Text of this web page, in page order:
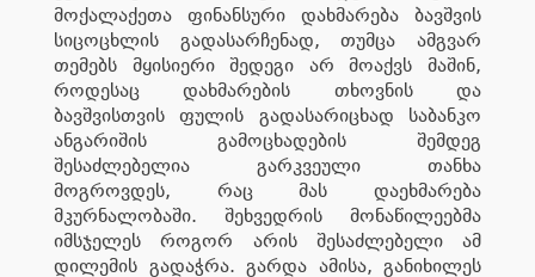
მოქალაქეთა ფინანსური დახმარება ბავშვის
სიცოცხლის გადასარჩენად, თუმცა ამგვარ
თემებს მყისიერი შედეგი არ მოაქვს მაშინ,
როდესაც დახმარების თხოვნის და
ბავშვისთვის ფულის გადასარიცხად საბანკო
ანგარიშის გამოცხადების შემდეგ
შესაძლებელია გარკვეული თანხა
მოგროვდეს, რაც მას დაეხმარება
მკურნალობაში. შეხვედრის მონაწილეებმა
იმსჯელეს როგორ არის შესაძლებელი ამ
დილემის გადაჭრა. გარდა ამისა, განიხილეს